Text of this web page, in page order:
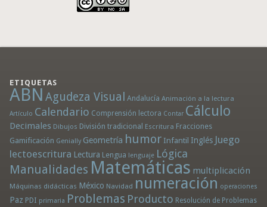
ETIQUETAS
ABN Agudeza Visual Andalucía Animación a la lectura
Artículo Calendario Comprensión lectora Contar Cálculo
Decimales Dibujos División tradicional Escritura Fracciones
Gamificación Genially Geometría humor Infantil Inglés Juego
lectoescritura Lectura Lengua lenguaje Lógica
Manualidades Matemáticas multiplicación
Máquinas didácticas México Navidad numeración operaciones
Paz PDI primaria Problemas Producto Resolución de Problemas